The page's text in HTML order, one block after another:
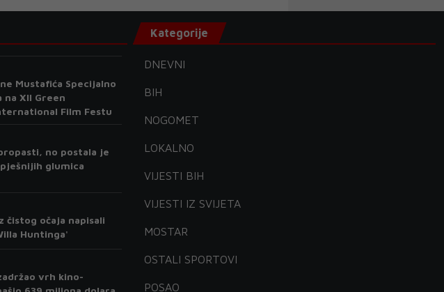
Mustafića Specijalno
XII Green
Film Festu
no postala je
glumica
čistog očaja napisali
Huntinga'
vrh kino-
Kategorije
DNEVNI
BIH
NOGOMET
LOKALNO
VIJESTI BIH
VIJESTI IZ SVIJETA
MOSTAR
OSTALI SPORTOVI
POSAO